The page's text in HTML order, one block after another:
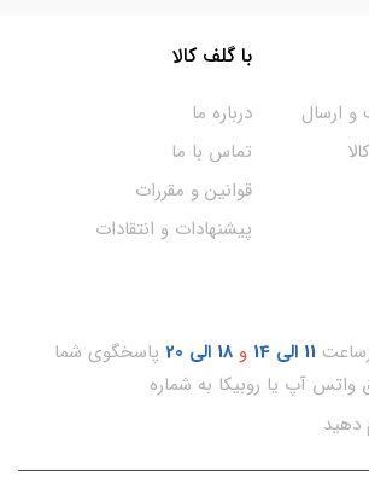
و ارسال
با گلف کالا
درباره ما
تماس با ما
قوانین و مقررات
پیشنهادات و انتقادات
11 الی 14 و 18 الی 20
پاسخگوی شما
واتس آپ یا روبیکا به شماره
دهید